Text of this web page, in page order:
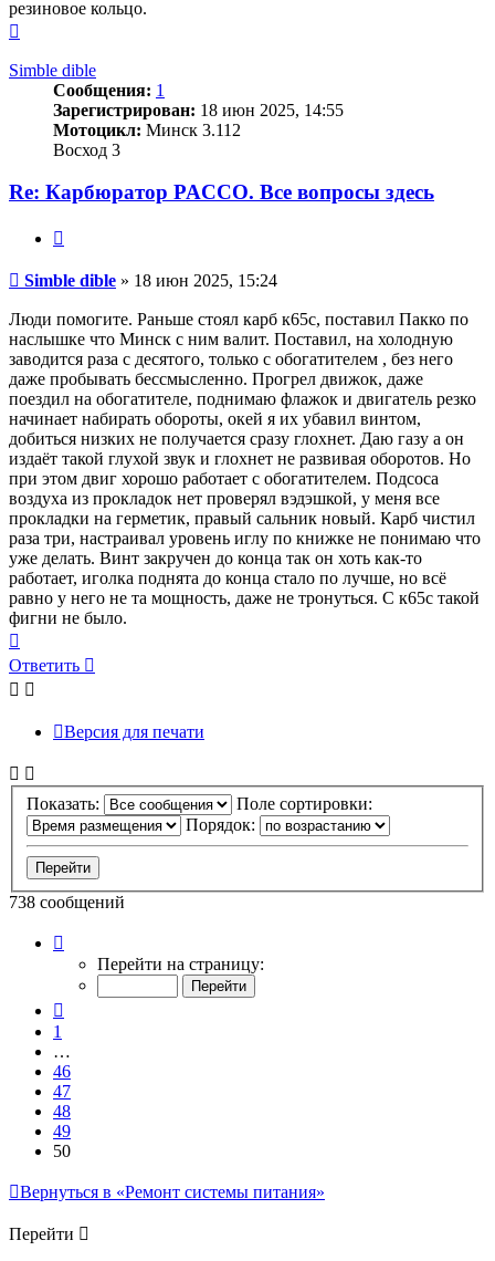
резиновое кольцо.
началу
Simble dible
Сообщения: 1
Зарегистрирован: 18 июн 2025, 14:55
Мотоцикл: Минск 3.112
Восход 3
Re: Карбюратор PACCO. Все вопросы здесь
Сообщение
Simble dible » 18 июн 2025, 15:24
Люди помогите. Раньше стоял карб к65с, поставил Пакко по
наслышке что Минск с ним валит. Поставил, на холодную
заводится раза с десятого, только с обогатителем , без него
даже пробывать бессмысленно. Прогрел движок, даже
поездил на обогатителе, поднимаю флажок и двигатель резко
начинает набирать обороты, окей я их убавил винтом,
добиться низких не получается сразу глохнет. Даю газу а он
издаёт такой глухой звук и глохнет не развивая оборотов. Но
при этом двиг хорошо работает с обогатителем. Подсоса
воздуха из прокладок нет проверял вэдэшкой, у меня все
прокладки на герметик, правый сальник новый. Карб чистил
раза три, настраивал уровень иглу по книжке не понимаю что
уже делать. Винт закручен до конца так он хоть как-то
работает, иголка поднята до конца стало по лучше, но всё
равно у него не та мощность, даже не тронуться. С к65с такой
фигни не было.
к
началу
Ответить
Версия для печати
Показать:
Поле сортировки:
Порядок:
738 сообщений
50
Перейти на страницу:
1
…
46
47
48
49
50
Вернуться в «Ремонт системы питания»
Перейти